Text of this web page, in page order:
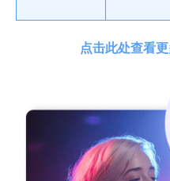
点击此处查看